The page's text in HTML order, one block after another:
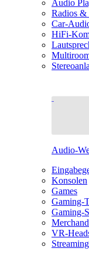
Audio
Radios &
Car-
HiFi-
Audio-
Konsolen
Games
Gaming-
Gaming-
VR-
Streaming